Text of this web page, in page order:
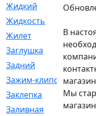
Жидкий
Жидкость
Жилет
Заглушка
Задний
Зажим-клипса
Заклепка
Заливная
В
Мы